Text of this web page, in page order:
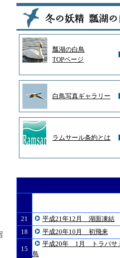
瓢湖の白鳥
TOPページ
白鳥写真ギャラリー
ラムサール条約とは
21
平成21年12月 湖面凍結
18
平成20年10月 初飛来
15
平成20年 1月 トラバサ
鳥